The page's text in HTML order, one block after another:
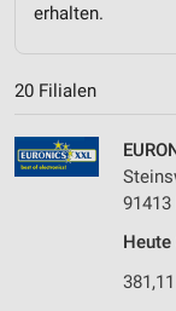
erhalten.
20 Filialen